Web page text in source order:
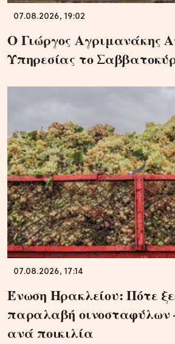
07.08.2026, 19:02
Ο Γιώργος Αγριμανάκης
Υπηρεσίας το
07.08.2026, 17:14
Ένωση Ηρακλείου: Πότε
παραλαβή οινοσταφύλων
ανά ποικιλία